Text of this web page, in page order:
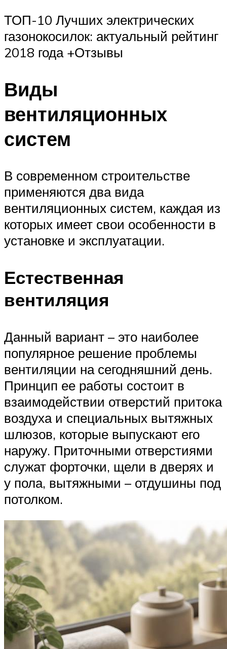
ТОП-10 Лучших электрических
газонокосилок: актуальный рейтинг
2018 года +Отзывы
Виды
вентиляционных
систем
В современном строительстве
применяются два вида
вентиляционных систем, каждая из
которых имеет свои особенности в
установке и эксплуатации.
Естественная
вентиляция
Данный вариант – это наиболее
популярное решение проблемы
вентиляции на сегодняшний день.
Принцип ее работы состоит в
взаимодействии отверстий притока
воздуха и специальных вытяжных
шлюзов, которые выпускают его
наружу. Приточными отверстиями
служат форточки, щели в дверях и
у пола, вытяжными – отдушины под
потолком.